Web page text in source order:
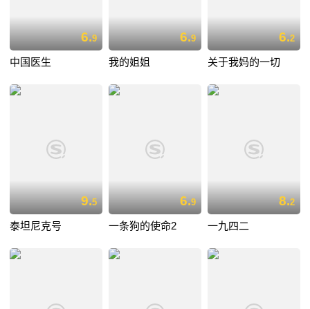
6.9
中国医生
6.9
我的姐姐
6.2
关于我妈的一切
9.5
泰坦尼克号
6.9
一条狗的使命2
8.2
一九四二